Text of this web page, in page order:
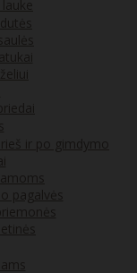
ir po gimdymo
pagalvės